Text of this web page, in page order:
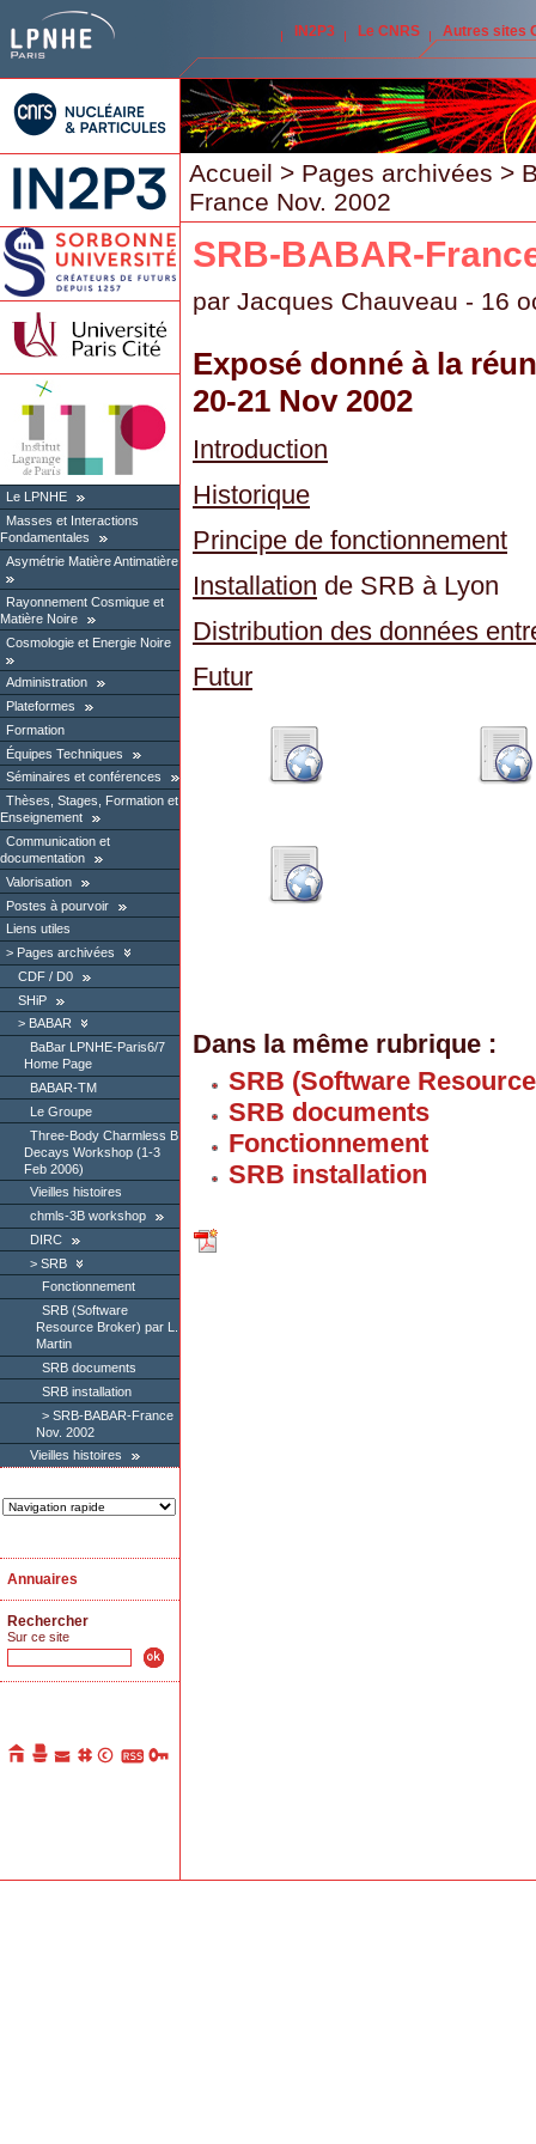
IN2P3 Le CNRS Autres sites
Le LPNHE
Masses et Interactions
Fondamentales
Asymétrie Matière Antimatière
Rayonnement Cosmique et
Matière Noire
Cosmologie et Energie Noire
Administration
Plateformes
Formation
Équipes Techniques
Séminaires et conférences
Thèses, Stages, Formation et
Enseignement
Communication et
documentation
Valorisation
Postes à pourvoir
Liens utiles
Pages archivées
CDF / D0
SHiP
BABAR
BaBar LPNHE-Paris6/7
Home Page
BABAR-TM
Le Groupe
Three-Body Charmless B
Decays Workshop (1-3
Feb 2006)
Vieilles histoires
chmls-3B workshop
DIRC
SRB
Fonctionnement
SRB (Software
Resource Broker) par L.
Martin
SRB documents
SRB installation
SRB-BABAR-France
Nov. 2002
Vieilles histoires
Annuaires
Rechercher
Sur ce site
Accueil > Pages archivées >
France Nov. 2002
SRB-BABAR-
par Jacques Chauveau - 16
Exposé donné à la
20-21 Nov 2002
Introduction
Historique
Principe de fonctionnement
Installation de SRB à Lyon
Distribution des données
Futur
Dans la même rubrique :
SRB (Software
SRB documents
Fonctionnement
SRB installation